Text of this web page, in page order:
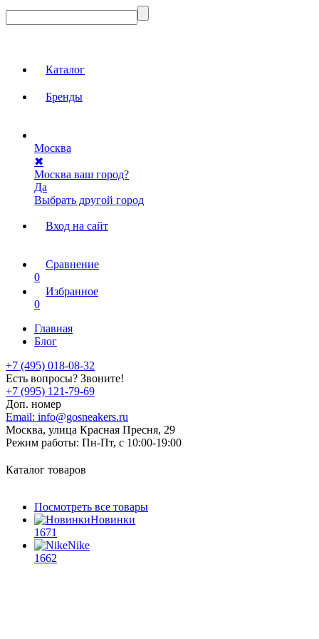
Каталог
Бренды
Москва
✖
Москва ваш город?
Да
Выбрать другой город
Вход на сайт
Сравнение
0
Избранное
0
Главная
Блог
+7 (495) 018-08-32
Есть вопросы? Звоните!
+7 (995) 121-79-69
Доп. номер
Email: info@gosneakers.ru
Москва, улица Красная Пресня, 29
Режим работы: Пн-Пт, с 10:00-19:00
Каталог товаров
Посмотреть все товары
Новинки
1671
Nike
1662